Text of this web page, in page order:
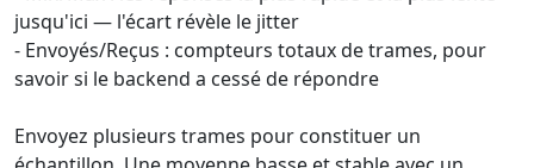
jusqu'ici — l'écart révèle le jitter
- Envoyés/Reçus : compteurs totaux de trames, pour
savoir si le backend a cessé de répondre
Envoyez plusieurs trames pour constituer un